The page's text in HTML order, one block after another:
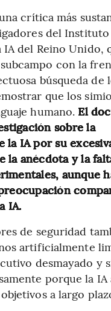
crítica más
del Instituto
IA del Reino Unido,
con la
búsqueda de
que los
humano. El
sobre la
la IA por su
la anécdota y la
aunque
IA.
de seguridad
artificialmente
desmayado y
porque la IA
a largo